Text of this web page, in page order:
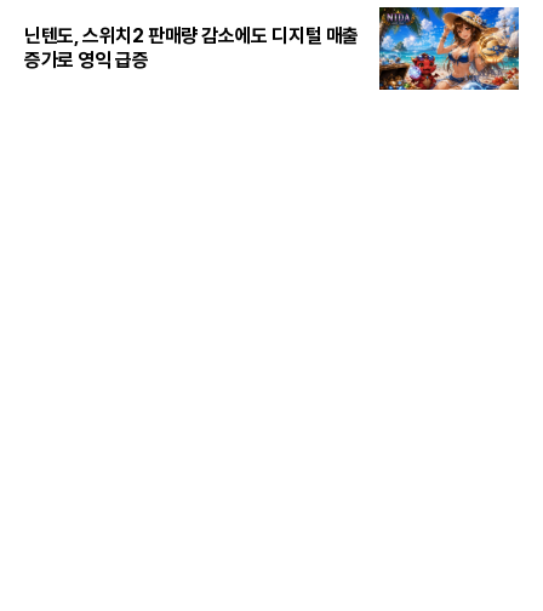
닌텐도, 스위치2 판매량 감소에도 디지털 매출
증가로 영익 급증